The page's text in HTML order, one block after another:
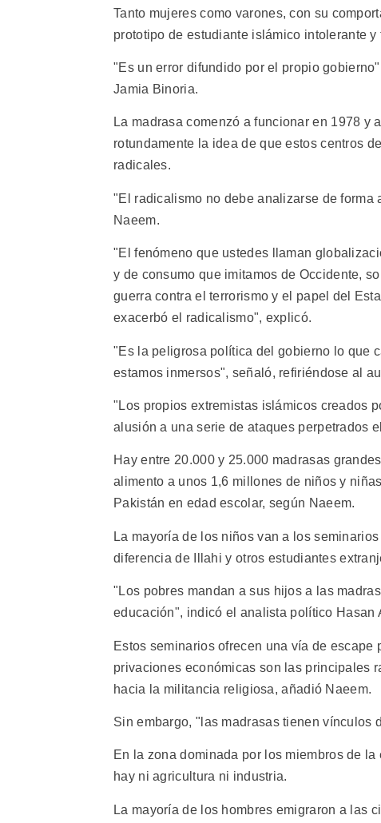
Tanto mujeres como varones, con su
prototipo de estudiante islámico intolerante
"Es un error difundido por el propio
Jamia Binoria.
La madrasa comenzó a funcionar en 1978 y
rotundamente la idea de que estos centros
radicales.
"El radicalismo no debe analizarse de forma
Naeem.
"El fenómeno que ustedes llaman
y de consumo que imitamos de Occidente,
guerra contra el terrorismo y el papel del
exacerbó el radicalismo", explicó.
"Es la peligrosa política del gobierno lo que
estamos inmersos", señaló, refiriéndose al
"Los propios extremistas islámicos creados
alusión a una serie de ataques perpetrados
Hay entre 20.000 y 25.000 madrasas
alimento a unos 1,6 millones de niños y
Pakistán en edad escolar, según Naeem.
La mayoría de los niños van a los
diferencia de Illahi y otros estudiantes
"Los pobres mandan a sus hijos a las
educación", indicó el analista político Hasan
Estos seminarios ofrecen una vía de
privaciones económicas son las principales
hacia la militancia religiosa, añadió Naeem.
Sin embargo, "las madrasas tienen vínculos
En la zona dominada por los miembros de
hay ni agricultura ni industria.
La mayoría de los hombres emigraron a las